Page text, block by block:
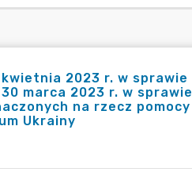
kwietnia 2023 r. w sprawie
marca 2023 r. w sprawie
na rzecz pomocy
Ukrainy